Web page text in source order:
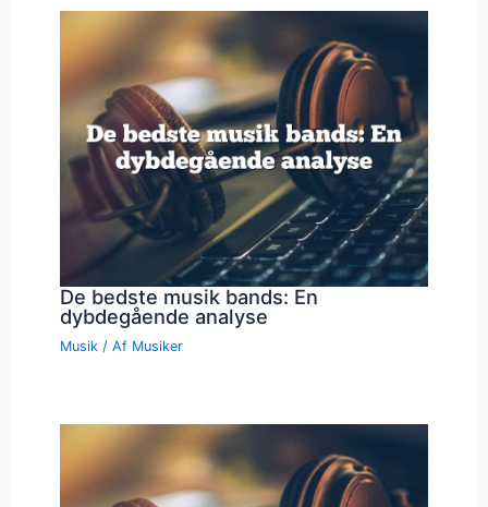
De bedste musik bands: En
dybdegående analyse
Musik / Af Musiker